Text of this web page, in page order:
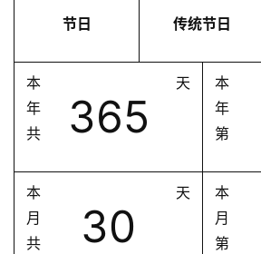
节日 传统节日
本
年
共
365
天
本
年
第
本
月
共
30
天
本
月
第